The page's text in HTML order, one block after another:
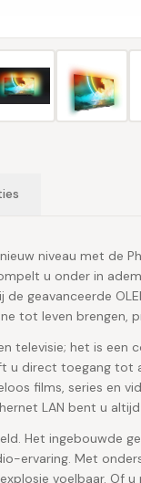
niveau met de
u onder in
de geavanceerde
tot leven brengen,
televisie; het is
u direct toegang tot
films, series en
LAN bent u
Het ingebouwde
ervaring. Met
voelbaar. Of